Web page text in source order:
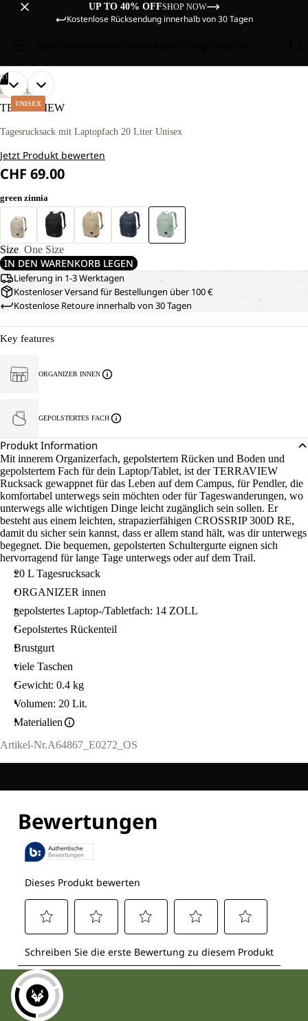
UP TO 40% OFFSHOP NOW
Kostenlose Rücksendung innerhalb von 30 Tagen
UNISEX
11
BILD
IM
ÖFFNEN
BILD
IM
ÖFFNEN
BILD
IM
ÖFFNEN
BILD
IM
ÖFFNEN
BILD
IM
ÖFFNEN
BILD
IM
ÖFFNEN
BILD
IM
ÖFFNEN
BILD
IM
ÖFFNEN
BILD
IM
ÖFFNEN
BILD
IM
ÖFFNEN
BILD
IM
ÖFFNEN
LIFESTYLE
TERRAVIEW
Tagesrucksack mit Laptopfach 20 Liter Unisex
Jetzt Produkt bewerten
CHF 69.00
green zinnia
Size One Size
IN DEN WARENKORB LEGEN
Lieferung in 1-3 Werktagen
Kostenloser Versand für Bestellungen über 100 €
Kostenlose Retoure innerhalb von 30 Tagen
Key features
ORGANIZER INNEN
GEPOLSTERTES FACH
Produkt Information
Mit innerem Organizerfach, gepolstertem Rücken und Boden und
gepolstertem Fach für dein Laptop/Tablet, ist der TERRAVIEW
Rucksack gewappnet für das Leben auf dem Campus, für Pendler, die
komfortabel unterwegs sein möchten oder für Tageswanderungen, wo
unterwegs alle wichtigen Dinge leicht zugänglich sein sollen. Er
besteht aus einem leichten, strapazierfähigen CROSSRIP 300D RE,
damit du sicher sein kannst, dass er allem stand hält, was dir unterwegs
begegnet. Die bequemen, gepolsterten Schultergurte eignen sich
hervorragend für lange Tage unterwegs oder auf dem Trail.
20 L Tagesrucksack
ORGANIZER innen
gepolstertes Laptop-/Tabletfach: 14 ZOLL
Gepolstertes Rückenteil
Brustgurt
viele Taschen
Gewicht: 0.4 kg
Volumen: 20 Lit.
Materialien
Artikel-Nr.A64867_E0272_OS